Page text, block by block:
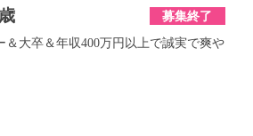
募集終了
＆大卒＆年収400万円以上で誠実で爽や